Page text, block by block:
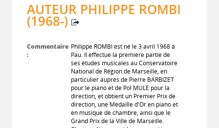
AUTEUR PHILIPPE ROMBI
(1968-)
Commentaire
:
Philippe ROMBI est né le 3 avril 1968 à
Pau. Il effectue la première partie de
ses études musicales au Conservatoire
National de Région de Marseille, en
particulier auprès de Pierre BARBIZET
pour le piano et de Pol MULE pour la
direction, et obtient un Premier Prix de
direction, une Médaille d'Or en piano et
en musique de chambre, ainsi que le
Grand Prix de la Ville de Marseille.